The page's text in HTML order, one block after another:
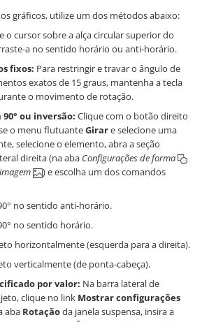
gráficos, utilize um dos métodos abaixo:
o cursor sobre a alça circular superior do
a no sentido horário ou anti-horário.
fixos: Para restringir e travar o ângulo de
exatos de 15 graus, mantenha a tecla
o movimento de rotação.
ou inversão: Clique com o botão direito
o menu flutuanteGirare selecione uma
selecione o elemento, abra a seção
direita (na aba Configurações de forma
) e escolha um dos comandos
no sentido anti-horário.
no sentido horário.
horizontalmente (esquerda para a direita).
verticalmente (de ponta-cabeça).
por valor: Na barra lateral de
clique no link Mostrar configurações
aba Rotaçãoda janela suspensa, insira a